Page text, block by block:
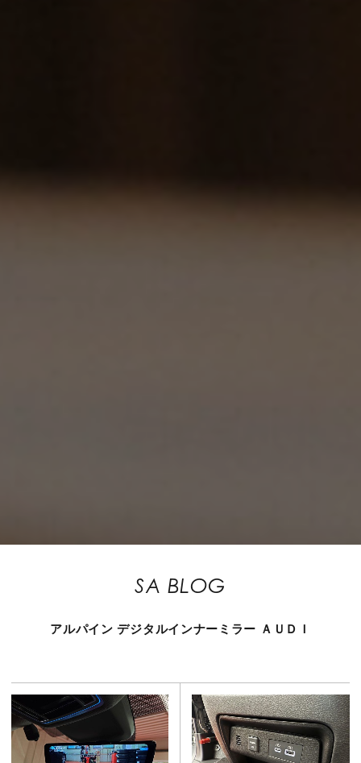
SA BLOG
アルパイン デジタルインナーミラー ＡＵＤＩ